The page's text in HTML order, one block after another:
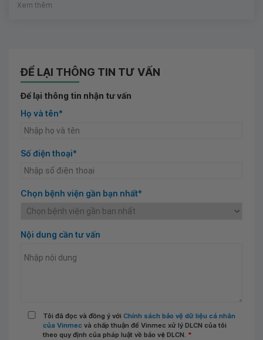
Xem thêm
ĐỂ LẠI THÔNG TIN TƯ VẤN
Để lại thông tin nhận tư vấn
Họ và tên*
Số điện thoại*
Chọn bệnh viện gần bạn nhất*
Nội dung cần tư vấn
Tôi đã đọc và đồng ý với Chính sách bảo vệ dữ liệu cá nhân
của Vinmec và chấp thuận để Vinmec xử lý DLCN của tôi
theo quy định của pháp luật về bảo vệ DLCN. *